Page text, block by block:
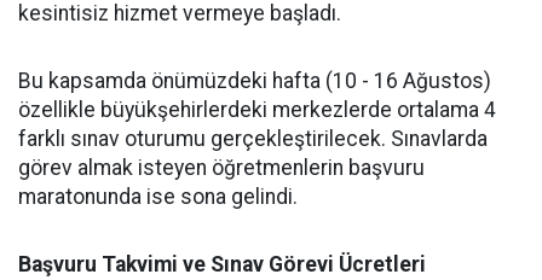
kesintisiz hizmet vermeye başladı.
Bu kapsamda önümüzdeki hafta (10 - 16 Ağustos)
özellikle büyükşehirlerdeki merkezlerde ortalama 4
farklı sınav oturumu gerçekleştirilecek. Sınavlarda
görev almak isteyen öğretmenlerin başvuru
maratonunda ise sona gelindi.
Başvuru Takvimi ve Sınav Görevi Ücretleri